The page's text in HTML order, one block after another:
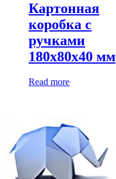
Картонная
коробка с
ручками
180х80х40 мм
Read more